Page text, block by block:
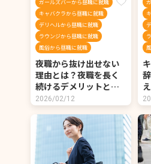
ガールズバーから昼職に就職
キャバクラから昼職に就職
デリヘルから昼職に就職
ラウンジから昼職に就職
風俗から昼職に就職
夜職から抜け出せない
理由とは？夜職を長く
続けるデメリットと…
2026/02/12